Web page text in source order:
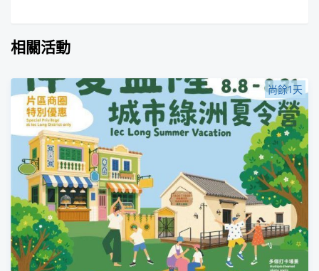
相關活動
尚餘1天